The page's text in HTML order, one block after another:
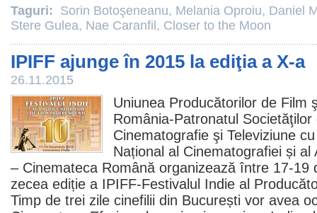
Taguri: Sorin Botoşeneanu, Melania Oproiu, Daniel
Stere Gulea, Nae Caranfil , Closer to the Moon
IPIFF ajunge în 2015 la ediţia a X-a
26.11.2015
Uniunea Producătorilor de Film
România-Patronatul
Cinematografie şi Televiziune
Național al Cinematografiei și al
– Cinemateca Română organizează între 17-19
zecea ediție a IPIFF-Festivalul Indie al
Timp de trei zile cinefilii din București vor avea